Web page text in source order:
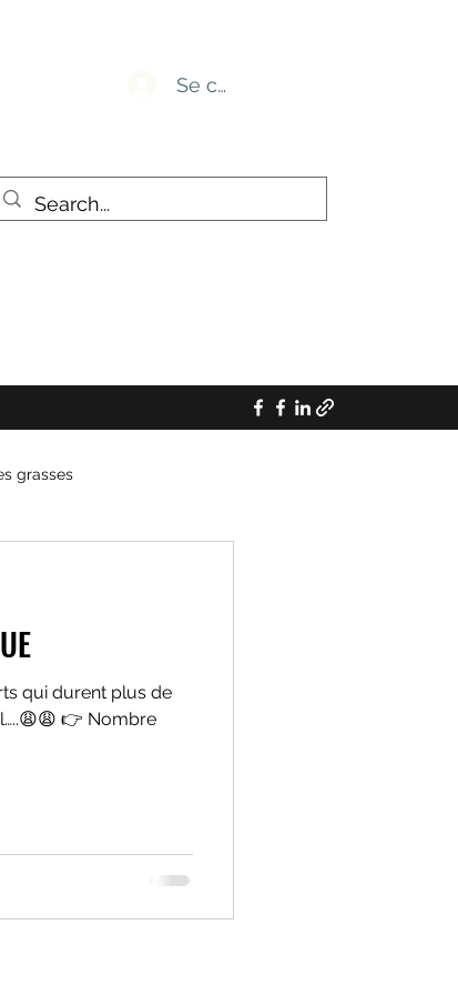
Se connecter
grasses
qui durent plus de
👉 Nombre